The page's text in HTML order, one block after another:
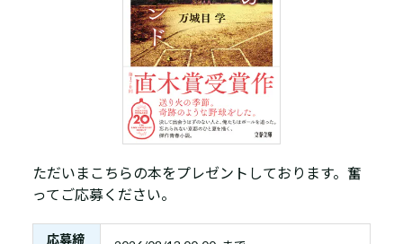
ただいまこちらの本をプレゼントしております。奮
ってご応募ください。
応募締